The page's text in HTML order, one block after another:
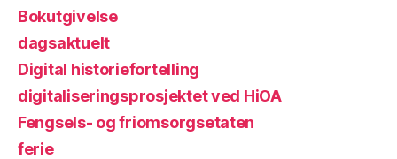
Bokutgivelse
dagsaktuelt
Digital historiefortelling
digitaliseringsprosjektet ved HiOA
Fengsels- og friomsorgsetaten
ferie